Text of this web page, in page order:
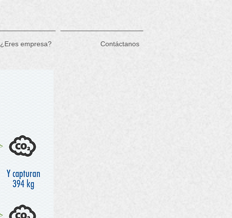
¿Eres empresa? Contáctanos